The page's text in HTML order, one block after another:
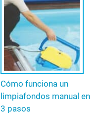
Cómo funciona un
limpiafondos manual en
3 pasos